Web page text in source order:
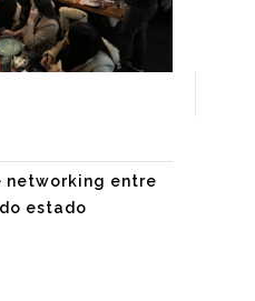
networking entre
estado